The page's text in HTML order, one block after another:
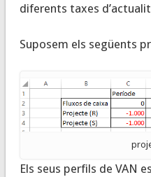
diferents taxes
Suposem els següents
Els seus perfils de VAN